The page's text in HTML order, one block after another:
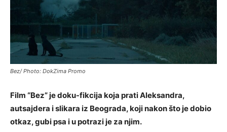
Bez/ Photo: DokZima Promo
Film “Bez” je doku-fikcija koja prati Aleksandra,
autsajdera i slikara iz Beograda, koji nakon što je dobio
otkaz, gubi psa i u potrazi je za njim.